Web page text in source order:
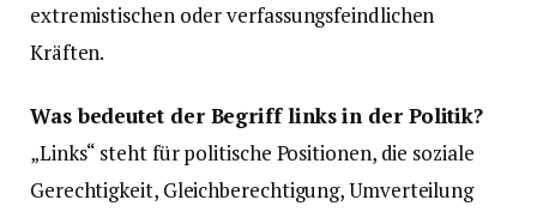
extremistischen oder verfassungsfeindlichen
Kräften.
Was bedeutet der Begriff links in der Politik?
„Links“ steht für politische Positionen, die soziale
Gerechtigkeit, Gleichberechtigung, Umverteilung